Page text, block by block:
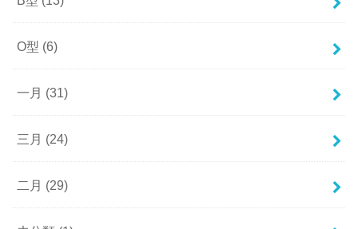
O型 (6)
一月 (31)
三月 (24)
二月 (29)